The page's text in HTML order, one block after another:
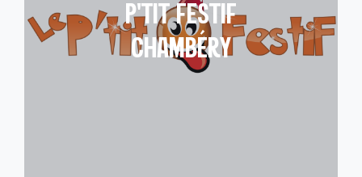
P’TIT FESTIF
CHAMBÉRY